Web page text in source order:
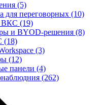
(5)
для переговорных (10)
ВКС (19)
и BYOD-решения (8)
(18)
(3)
(12)
панели (4)
(262)